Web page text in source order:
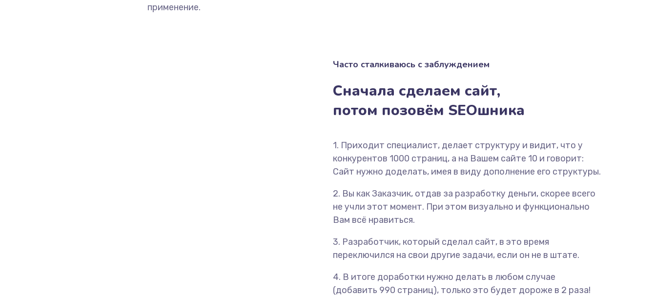
применение.
Часто сталкиваюсь с заблуждением
Сначала сделаем сайт,
потом позовём SEOшника
1. Приходит специалист, делает структуру и видит, что у
конкурентов 1000 страниц, а на Вашем сайте 10 и говорит:
Сайт нужно доделать, имея в виду дополнение его структуры.
2. Вы как Заказчик, отдав за разработку деньги, скорее всего
не учли этот момент. При этом визуально и функционально
Вам всё нравиться.
3. Разработчик, который сделал сайт, в это время
переключился на свои другие задачи, если он не в штате.
4. В итоге доработки нужно делать в любом случае
(добавить 990 страниц), только это будет дороже в 2 раза!